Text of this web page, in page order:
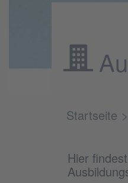
Startseite
Hier